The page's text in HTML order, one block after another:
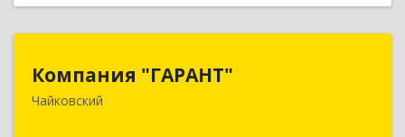
Компания "ГАРАНТ"
Чайковский
617760, Пермский край, Чайковский г, Карла